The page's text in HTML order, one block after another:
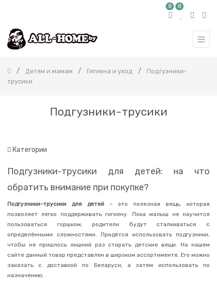
0 0
Детям и мамам Гигиена и уход
Подгузники-
трусики
Подгузники-трусики
Категории
ТОВАРОВ
Бытовая
химия
Товары
кормления
Распашонки
для
Гигиена
уход
Ватные
палочки
Детские
Подгузники-трусики для детей: на что
обратить внимание при покупке?
Подгузники-трусики для детей– это полезная вещь, которая
позволяет легко поддерживать гигиену. Пока малыш не научится
пользоваться горшком, родители будут сталкиваться с
определёнными сложностями. Придётся использовать подгузники,
чтобы не пришлось лишний раз стирать детские вещи. На нашем
сайте данный товар представлен в широком ассортименте. Его можно
заказать с доставкой по Беларуси, а затем использовать по
назначению.